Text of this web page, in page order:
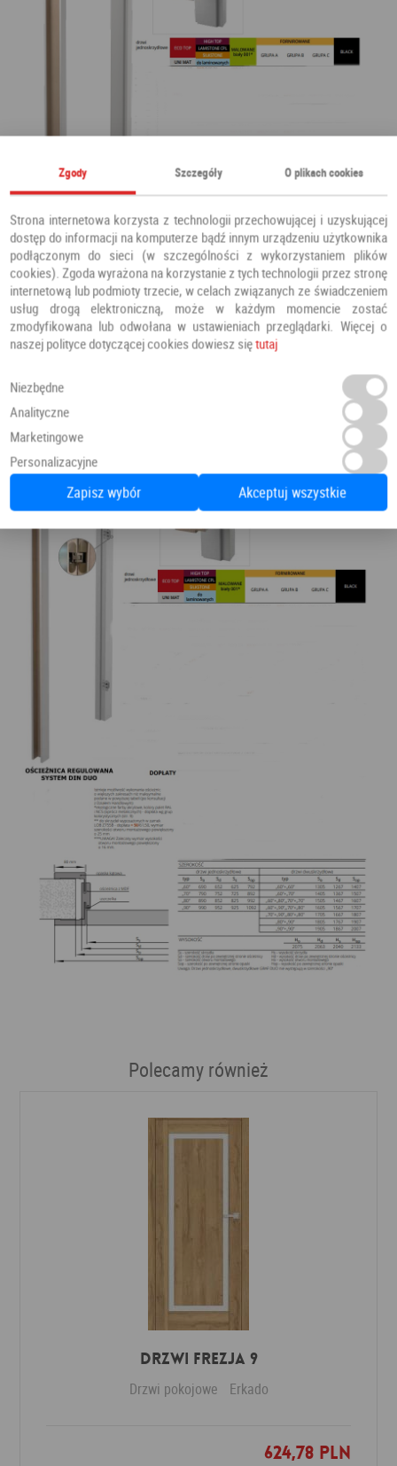
Polecamy również
DRZWI FREZJA 9
Drzwi pokojowe Erkado
624,78 PLN
Dodaj do ulubionych
Zgody Szczegóły O plikach cookies
Strona internetowa korzysta z technologii przechowującej i uzyskującej
dostęp do informacji na komputerze bądź innym urządzeniu użytkownika
podłączonym do sieci (w szczególności z wykorzystaniem plików
cookies). Zgoda wyrażona na korzystanie z tych technologii przez stronę
internetową lub podmioty trzecie, w celach związanych ze świadczeniem
usług drogą elektroniczną, może w każdym momencie zostać
zmodyfikowana lub odwołana w ustawieniach przeglądarki. Więcej o
naszej polityce dotyczącej cookies dowiesz siętutaj
Niezbędne
Analityczne
Marketingowe
Personalizacyjne
Zapisz wybór Akceptuj wszystkie